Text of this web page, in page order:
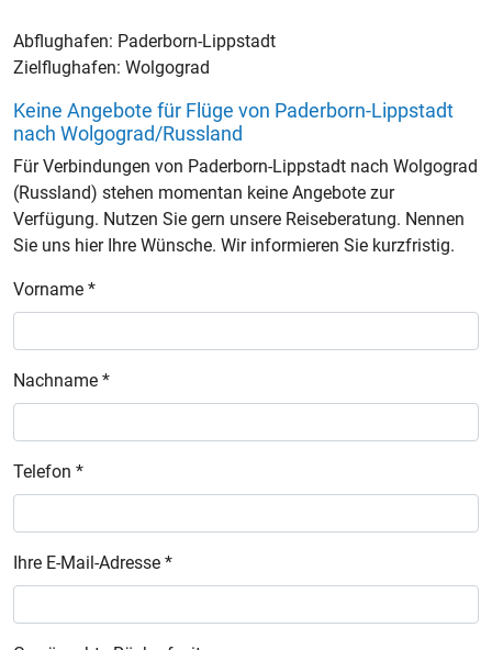
Abflughafen: Paderborn-Lippstadt
Zielflughafen: Wolgograd
Keine Angebote für Flüge von Paderborn-Lippstadt
nach Wolgograd/Russland
Für Verbindungen von Paderborn-Lippstadt nach Wolgograd
(Russland) stehen momentan keine Angebote zur
Verfügung. Nutzen Sie gern unsere Reiseberatung. Nennen
Sie uns hier Ihre Wünsche. Wir informieren Sie kurzfristig.
Vorname *
Nachname *
Telefon *
Ihre E-Mail-Adresse *